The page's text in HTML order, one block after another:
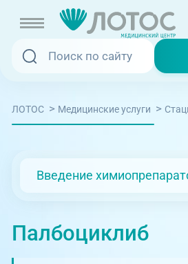
Услуги и цены
Отзывы
Записаться онлайн
Вызвать скорую
Медицина на дому
Телемедицина
ЛОТОС > Медицинские услуги >
Введение
Палбоциклиб